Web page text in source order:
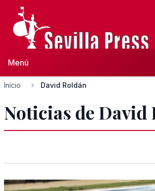
Menú
Inicio David Roldán
Noticias de David